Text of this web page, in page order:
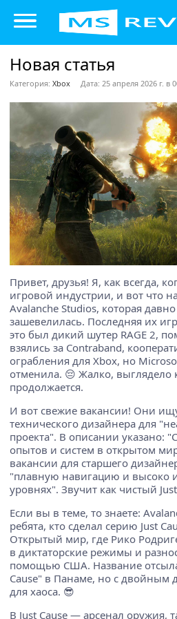
Новая статья
Категория: Xbox Дата: 25 апреля 2026 г. в
Привет, друзья! Я, как всегда,
игровой индустрии, и вот что
Avalanche Studios, которая
зашевелилась. Последняя их
это был дикий шутер RAGE 2,
взялись за Contraband,
ограбления для Xbox, но
отменила. 😔 Жалко, выглядело
продолжается.
И вот свежие вакансии! Они
технического дизайнера для
проекта". В описании указано:
опытов и систем в открытом
вакансии для старшего
"плавную навигацию и высоко
уровнях". Звучит как чистый
Если вы в теме, то знаете:
ребята, кто сделал серию Just
Открытый мир, где Рико
в диктаторские режимы и
помощью США. Название
Cause" в Панаме, но с двойным
для хаоса. 😎
В Just Cause — арсенал оружия,